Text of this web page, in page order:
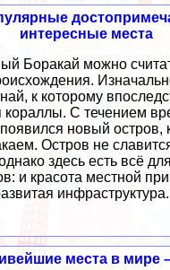
интересные места
Боракай можно
к которому
кораллы. С течением
новый остров,
Остров не
здесь есть всё
и красота местной
места в мире